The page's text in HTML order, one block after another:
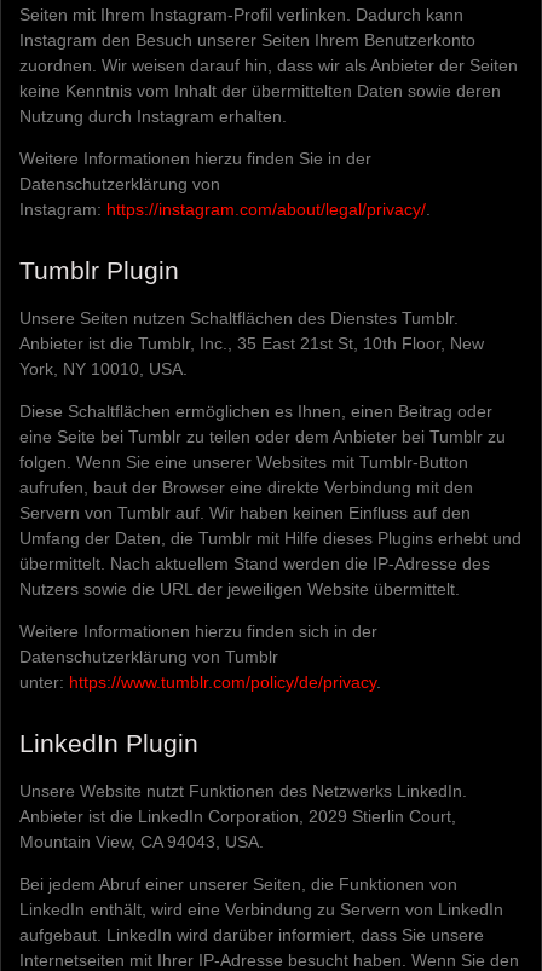
Seiten mit Ihrem Instagram-Profil verlinken. Dadurch kann
Instagram den Besuch unserer Seiten Ihrem Benutzerkonto
zuordnen. Wir weisen darauf hin, dass wir als Anbieter der Seiten
keine Kenntnis vom Inhalt der übermittelten Daten sowie deren
Nutzung durch Instagram erhalten.
Weitere Informationen hierzu finden Sie in der
Datenschutzerklärung von
Instagram: https://instagram.com/about/legal/privacy/
Tumblr Plugin
Unsere Seiten nutzen Schaltflächen des Dienstes Tumblr.
Anbieter ist die Tumblr, Inc., 35 East 21st St, 10th Floor, New
York, NY 10010, USA.
Diese Schaltflächen ermöglichen es Ihnen, einen Beitrag oder
eine Seite bei Tumblr zu teilen oder dem Anbieter bei Tumblr zu
folgen. Wenn Sie eine unserer Websites mit Tumblr-Button
aufrufen, baut der Browser eine direkte Verbindung mit den
Servern von Tumblr auf. Wir haben keinen Einfluss auf den
Umfang der Daten, die Tumblr mit Hilfe dieses Plugins erhebt und
übermittelt. Nach aktuellem Stand werden die IP-Adresse des
Nutzers sowie die URL der jeweiligen Website übermittelt.
Weitere Informationen hierzu finden sich in der
Datenschutzerklärung von Tumblr
unter: https://www.tumblr.com/policy/de/privacy.
LinkedIn Plugin
Unsere Website nutzt Funktionen des Netzwerks LinkedIn.
Anbieter ist die LinkedIn Corporation, 2029 Stierlin Court,
Mountain View, CA 94043, USA.
Bei jedem Abruf einer unserer Seiten, die Funktionen von
LinkedIn enthält, wird eine Verbindung zu Servern von LinkedIn
aufgebaut. LinkedIn wird darüber informiert, dass Sie unsere
Internetseiten mit Ihrer IP-Adresse besucht haben. Wenn Sie den